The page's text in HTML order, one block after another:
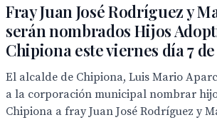
Fray Juan José Rodríguez y
serán nombrados Hijos
Chipiona este viernes día 7
El alcalde de Chipiona, Luis Mario
a la corporación municipal nombrar
Chipiona a fray Juan José Rodríguez y